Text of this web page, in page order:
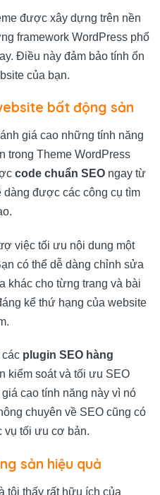
được xây dựng trên nền
framework WordPress phổ
Điều này đảm bảo tính ổn
của bạn.
bất động sản
giá cao những tính năng
trong Theme WordPress
code chuẩn SEO ngay từ
dàng được các công cụ tìm
việc tối ưu nội dung một
có thể dễ dàng chỉnh sửa
khác cho từng trang và bài
kể thứ hạng của website
các plugin SEO hàng
kiểm soát và tối ưu SEO
cao tính năng này vì nó
chuyên về SEO cũng có
vụ tối ưu cơ bản.
sản hiệu quả
tôi thấy rất hữu ích của